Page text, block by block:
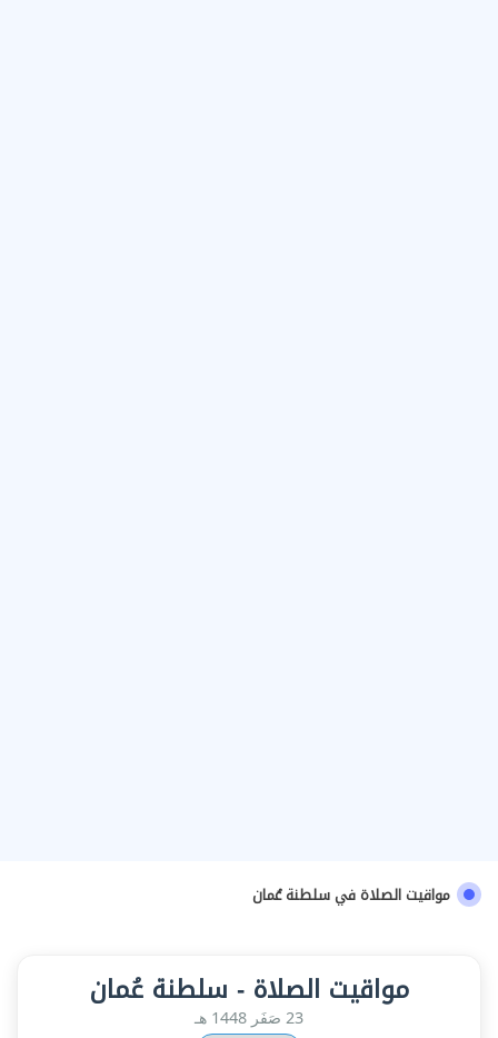
مواقيت الصلاة في سلطنة عُمان
مواقيت الصلاة - سلطنة عُمان
23 صَفَر 1448 هـ